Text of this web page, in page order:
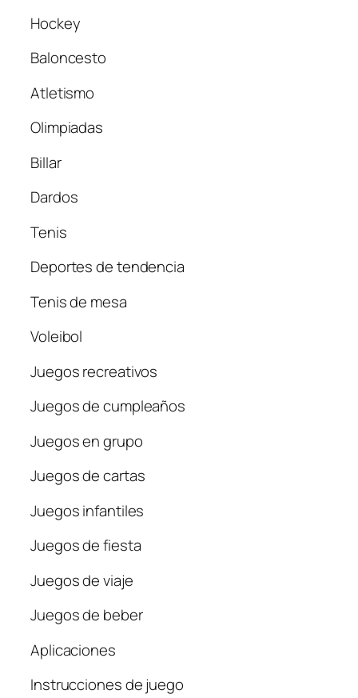
Hockey
Baloncesto
Atletismo
Olimpiadas
Billar
Dardos
Tenis
Deportes de tendencia
Tenis de mesa
Voleibol
Juegos recreativos
Juegos de cumpleaños
Juegos en grupo
Juegos de cartas
Juegos infantiles
Juegos de fiesta
Juegos de viaje
Juegos de beber
Aplicaciones
Instrucciones de juego